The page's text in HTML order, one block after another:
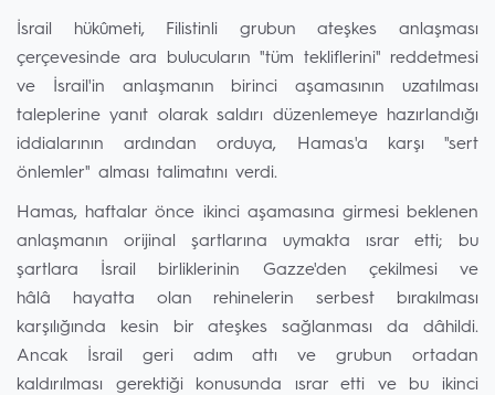
İsrail hükûmeti, Filistinli grubun ateşkes anlaşması
çerçevesinde ara bulucuların "tüm tekliflerini" reddetmesi
ve İsrail'in anlaşmanın birinci aşamasının uzatılması
taleplerine yanıt olarak saldırı düzenlemeye hazırlandığı
iddialarının ardından orduya, Hamas'a karşı "sert
önlemler" alması talimatını verdi.
Hamas, haftalar önce ikinci aşamasına girmesi beklenen
anlaşmanın orijinal şartlarına uymakta ısrar etti; bu
şartlara İsrail birliklerinin Gazze'den çekilmesi ve
hâlâ hayatta olan rehinelerin serbest bırakılması
karşılığında kesin bir ateşkes sağlanması da dâhildi.
Ancak İsrail geri adım attı ve grubun ortadan
kaldırılması gerektiği konusunda ısrar etti ve bu ikinci